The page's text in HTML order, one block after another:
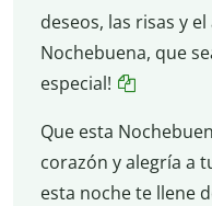
deseos, las risas y
Nochebuena, que
especial!
Que esta
corazón y alegría a
esta noche te llene